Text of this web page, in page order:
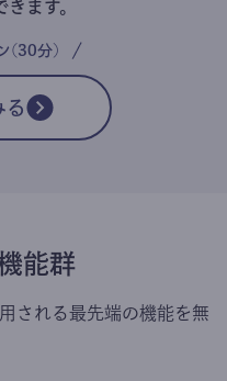
ます。
(30分)
る
能群
される最先端の機能を無